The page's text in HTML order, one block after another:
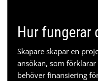
Hur fungerar
Skapare skapar en
ansökan, som
behöver finansiering